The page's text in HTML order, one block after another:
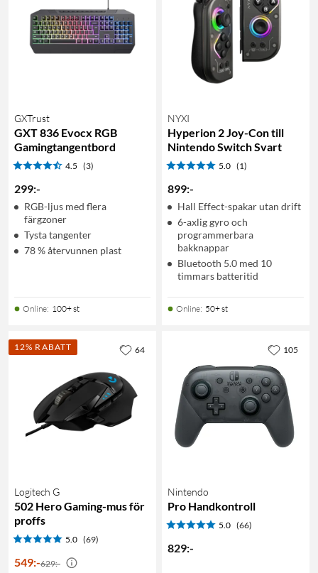
GXTrust
GXT 836 Evocx RGB
Gamingtangentbord
4.5 (3)
299:-
RGB-ljus med flera
färgzoner
Tysta tangenter
78 % återvunnen plast
Online: 100+ st
NYXI
Hyperion 2 Joy-Con till
Nintendo Switch Svart
5.0 (1)
899:-
Hall Effect-spakar utan drift
6-axlig gyro och
programmerbara
bakknappar
Bluetooth 5.0 med 10
timmars batteritid
Online: 50+ st
12% RABATT
Logitech G
502 Hero Gaming-mus för
proffs
5.0 (69)
549:-629:-
64
Nintendo
Pro Handkontroll
5.0 (66)
829:-
105